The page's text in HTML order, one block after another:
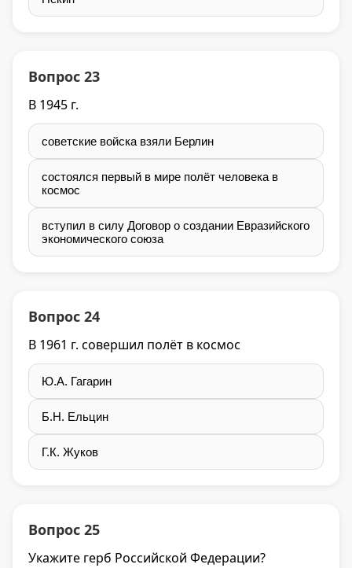
Вопрос 23
В 1945 г.
советские войска взяли Берлин
состоялся первый в мире полёт человека в
космос
вступил в силу Договор о создании Евразийского
экономического союза
Вопрос 24
В 1961 г. совершил полёт в космос
Ю.А. Гагарин
Б.Н. Ельцин
Г.К. Жуков
Вопрос 25
Укажите герб Российской Федерации?